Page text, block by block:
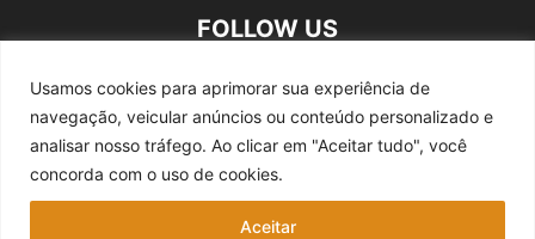
Usamos cookies para aprimorar sua experiência de
navegação, veicular anúncios ou conteúdo personalizado e
analisar nosso tráfego. Ao clicar em "Aceitar tudo", você
concorda com o uso de cookies.
Aceitar
FOLLOW US
Quem somos Expediente Fale Conosco